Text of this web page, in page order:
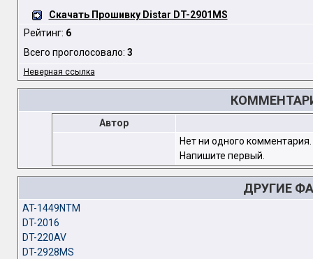
Скачать Прошивку Distar DT-2901MS
Рейтинг: 6
Всего проголосовало: 3
Неверная ссылка
Автор
Нет ни одного комментария.
Напишите первый.
ДРУГИЕ
AT-1449NTM
DT-2016
DT-220AV
DT-2928MS